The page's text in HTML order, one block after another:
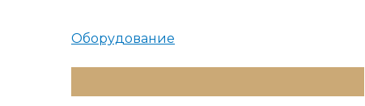
Оборудование
Меню